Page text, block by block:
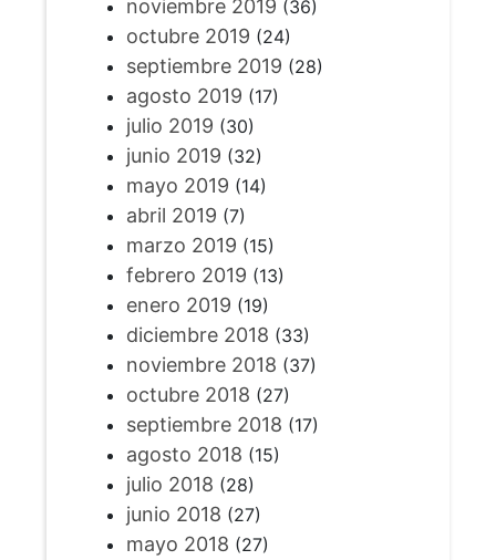
noviembre 2019 (36)
octubre 2019 (24)
septiembre 2019 (28)
agosto 2019 (17)
julio 2019 (30)
junio 2019 (32)
mayo 2019 (14)
abril 2019 (7)
marzo 2019 (15)
febrero 2019 (13)
enero 2019 (19)
diciembre 2018 (33)
noviembre 2018 (37)
octubre 2018 (27)
septiembre 2018 (17)
agosto 2018 (15)
julio 2018 (28)
junio 2018 (27)
mayo 2018 (27)